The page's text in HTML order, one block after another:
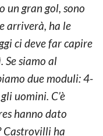
gran gol, sono
arriverà, ha le
ci deve far capire
Se siamo al
due moduli: 4-
uomini. C’è
hanno dato
Castrovilli ha